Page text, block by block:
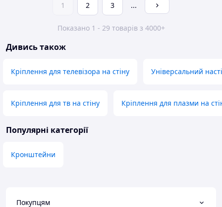
1 2 3 ...
Показано 1 - 29 товарів з 4000+
Дивись також
Кріплення для телевізора на стіну Універсальний
Кріплення для тв на стіну Кріплення для плазми на
Популярні категорії
Кронштейни
Покупцям